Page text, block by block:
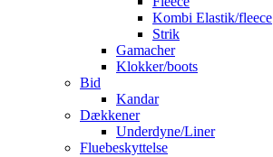
Kombi Elastik/fleece
Strik
Gamacher
Klokker/boots
Bid
Kandar
Dækkener
Underdyne/Liner
Fluebeskyttelse